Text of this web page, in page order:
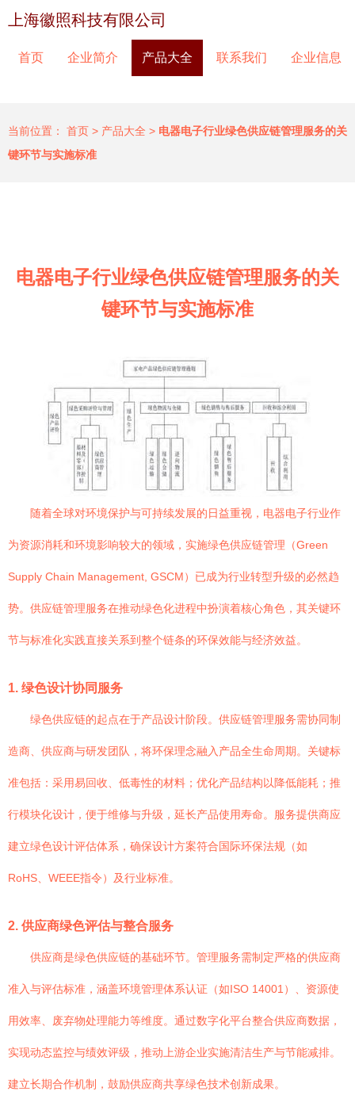
上海徽照科技有限公司
首页 企业简介 产品大全 联系我们 企业信息
当前位置： 首页 > 产品大全 > 电器电子行业绿色供应链管理服务的关
键环节与实施标准
电器电子行业绿色供应链管理服务的关
键环节与实施标准
随着全球对环境保护与可持续发展的日益重视，电器电子行业作
为资源消耗和环境影响较大的领域，实施绿色供应链管理（Green
Supply Chain Management, GSCM）已成为行业转型升级的必然趋
势。供应链管理服务在推动绿色化进程中扮演着核心角色，其关键环
节与标准化实践直接关系到整个链条的环保效能与经济效益。
1. 绿色设计协同服务
绿色供应链的起点在于产品设计阶段。供应链管理服务需协同制
造商、供应商与研发团队，将环保理念融入产品全生命周期。关键标
准包括：采用易回收、低毒性的材料；优化产品结构以降低能耗；推
行模块化设计，便于维修与升级，延长产品使用寿命。服务提供商应
建立绿色设计评估体系，确保设计方案符合国际环保法规（如
RoHS、WEEE指令）及行业标准。
2. 供应商绿色评估与整合服务
供应商是绿色供应链的基础环节。管理服务需制定严格的供应商
准入与评估标准，涵盖环境管理体系认证（如ISO 14001）、资源使
用效率、废弃物处理能力等维度。通过数字化平台整合供应商数据，
实现动态监控与绩效评级，推动上游企业实施清洁生产与节能减排。
建立长期合作机制，鼓励供应商共享绿色技术创新成果。